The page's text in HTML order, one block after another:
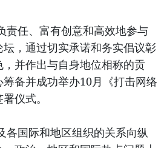
责任、富有创意和高效地参与
，通过切实承诺和务实倡议彰
并作出与自身地位相称的贡
备并成功举办10月《打击网络
仪式。
各国际和地区组织的关系向纵